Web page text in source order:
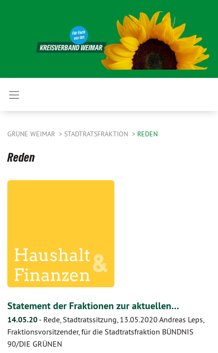
GRÜNE WEIMAR STADTRATSFRAKTION REDEN
Reden
Statement der Fraktionen zur aktuellen…
14.05.20 - Rede, Stadtratssitzung, 13.05.2020 Andreas Leps,
Fraktionsvorsitzender, für die Stadtratsfraktion BÜNDNIS
90/DIE GRÜNEN